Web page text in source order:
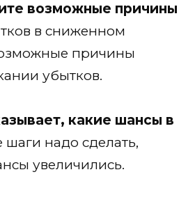
возможные причины
в сниженном
причины
убытков.
какие шансы в
шаги надо сделать,
увеличились.